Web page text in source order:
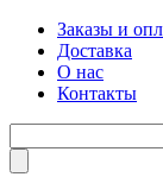
Заказы и
Доставка
О нас
Контакты